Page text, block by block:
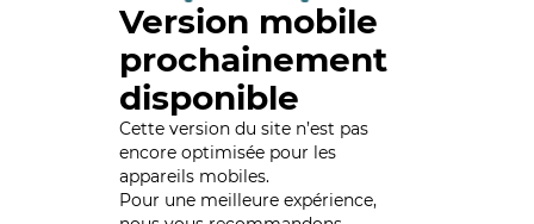
Version mobile
prochainement
disponible
Cette version du site n’est pas
encore optimisée pour les
appareils mobiles.
Pour une meilleure expérience,